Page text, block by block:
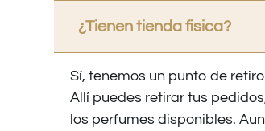
¿Tienen tienda fisica?
Sí, tenemos un punto de
Allí puedes retirar tus
los perfumes disponibles.